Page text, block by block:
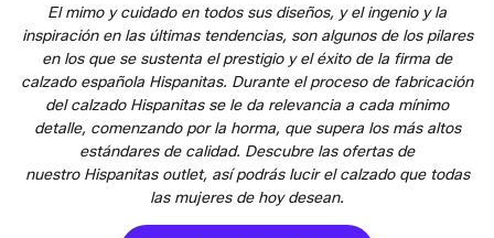
El mimo y cuidado en todos sus diseños, y el ingenio y la
inspiración en las últimas tendencias, son algunos de los pilares
en los que se sustenta el prestigio y el éxito de la firma de
calzado española Hispanitas. Durante el proceso de fabricación
del calzado Hispanitas se le da relevancia a cada mínimo
detalle, comenzando por la horma, que supera los más altos
estándares de calidad. Descubre las ofertas de
nuestro Hispanitas outlet, así podrás lucir el calzado que todas
las mujeres de hoy desean.